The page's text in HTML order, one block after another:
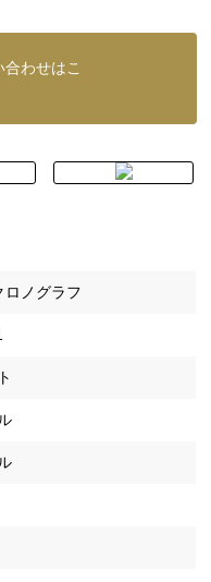
わせはこ
ロノグラフ